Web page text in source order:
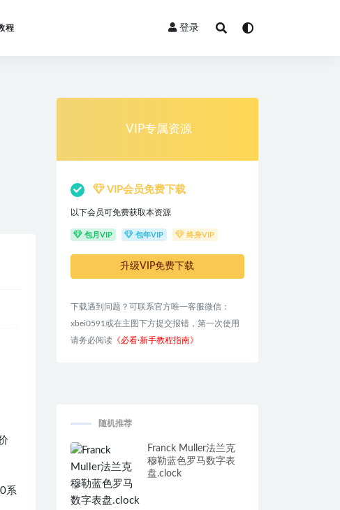
程 登录
系
VIP专属资源
VIP会员免费下载
以下会员可免费获取本资源
包月VIP 包年VIP 终身VIP
升级VIP免费下载
下载遇到问题？可联系官方唯一客服微信：
xbei0591或在主图下方提交报错，第一次使用
请务必阅读《必看·新手教程指南》
随机推荐
Franck Muller法兰克
穆勒蓝色罗马数字表
盘.clock